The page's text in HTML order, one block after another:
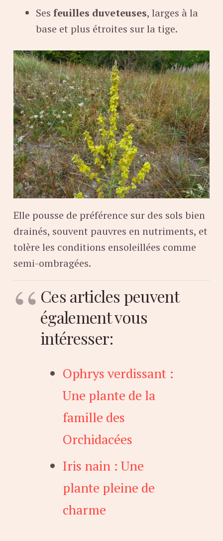
Ses feuilles duveteuses, larges à la
base et plus étroites sur la tige.
Elle pousse de préférence sur des sols bien
drainés, souvent pauvres en nutriments, et
tolère les conditions ensoleillées comme
semi-ombragées.
Ces articles peuvent
également vous
intéresser:
Ophrys verdissant :
Une plante de la
famille des
Orchidacées
Iris nain : Une
plante pleine de
charme